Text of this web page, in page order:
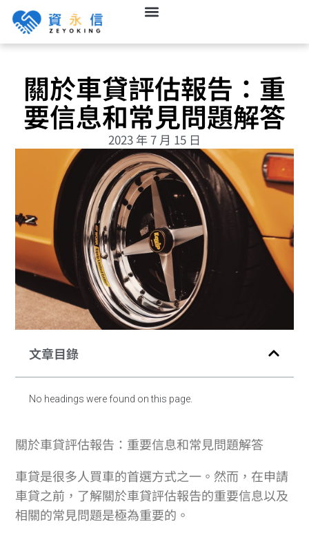
關於車貸評估報告：重
要信息和常見問題解答
2023 年 7 月 15 日
文章目錄
No headings were found on this page.
關於車貸評估報告：重要信息和常見問題解答
車貸是很多人買車的首選方式之一。然而，在申請
車貸之前，了解關於車貸評估報告的重要信息以及
相關的常見問題是極為重要的。